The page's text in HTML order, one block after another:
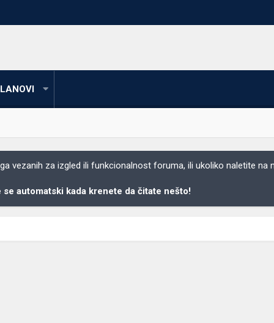
vezanih za izgled ili funkcionalnost foruma, ili ukoliko naletite na
se automatski kada krenete da čitate nešto!